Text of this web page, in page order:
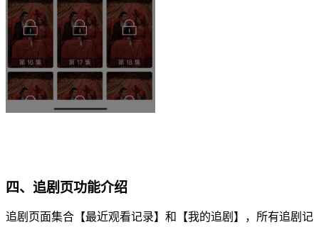
四、追剧页功能介绍
追剧页面集合【最近观看记录】和【我的追剧】，所有追剧记